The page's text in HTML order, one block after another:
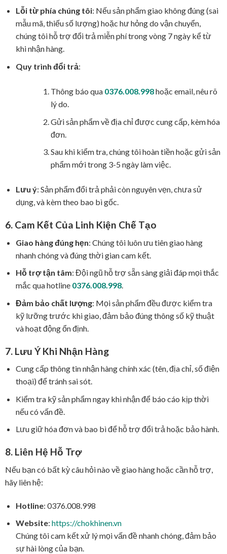
Lỗi từ phía chúng tôi: Nếu sản phẩm giao không đúng (sai
mẫu mã, thiếu số lượng) hoặc hư hỏng do vận chuyển,
chúng tôi hỗ trợ đổi trả miễn phí trong vòng 7 ngày kể từ
khi nhận hàng.
Quy trình đổi trả:
Thông báo qua 0376.008.998hoặc email, nêu rõ
lý do.
Gửi sản phẩm về địa chỉ được cung cấp, kèm hóa
đơn.
Sau khi kiểm tra, chúng tôi hoàn tiền hoặc gửi sản
phẩm mới trong 3-5 ngày làm việc.
Lưu ý: Sản phẩm đổi trả phải còn nguyên vẹn, chưa sử
dụng, và kèm theo bao bì gốc.
6. Cam Kết Của Linh Kiện Chế Tạo
Giao hàng đúng hẹn: Chúng tôi luôn ưu tiên giao hàng
nhanh chóng và đúng thời gian cam kết.
Hỗ trợ tận tâm: Đội ngũ hỗ trợ sẵn sàng giải đáp mọi thắc
mắc qua hotline 0376.008.998.
Đảm bảo chất lượng: Mọi sản phẩm đều được kiểm tra
kỹ lưỡng trước khi giao, đảm bảo đúng thông số kỹ thuật
và hoạt động ổn định.
7. Lưu Ý Khi Nhận Hàng
Cung cấp thông tin nhận hàng chính xác (tên, địa chỉ, số điện
thoại) để tránh sai sót.
Kiểm tra kỹ sản phẩm ngay khi nhận để báo cáo kịp thời
nếu có vấn đề.
Lưu giữ hóa đơn và bao bì để hỗ trợ đổi trả hoặc bảo hành.
8. Liên Hệ Hỗ Trợ
Nếu bạn có bất kỳ câu hỏi nào về giao hàng hoặc cần hỗ trợ,
hãy liên hệ:
Hotline: 0376.008.998
Website: https://chokhinen.vn
Chúng tôi cam kết xử lý mọi vấn đề nhanh chóng, đảm bảo
sự hài lòng của bạn.